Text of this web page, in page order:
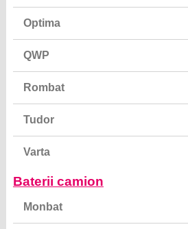
Optima
QWP
Rombat
Tudor
Varta
Baterii camion
Monbat